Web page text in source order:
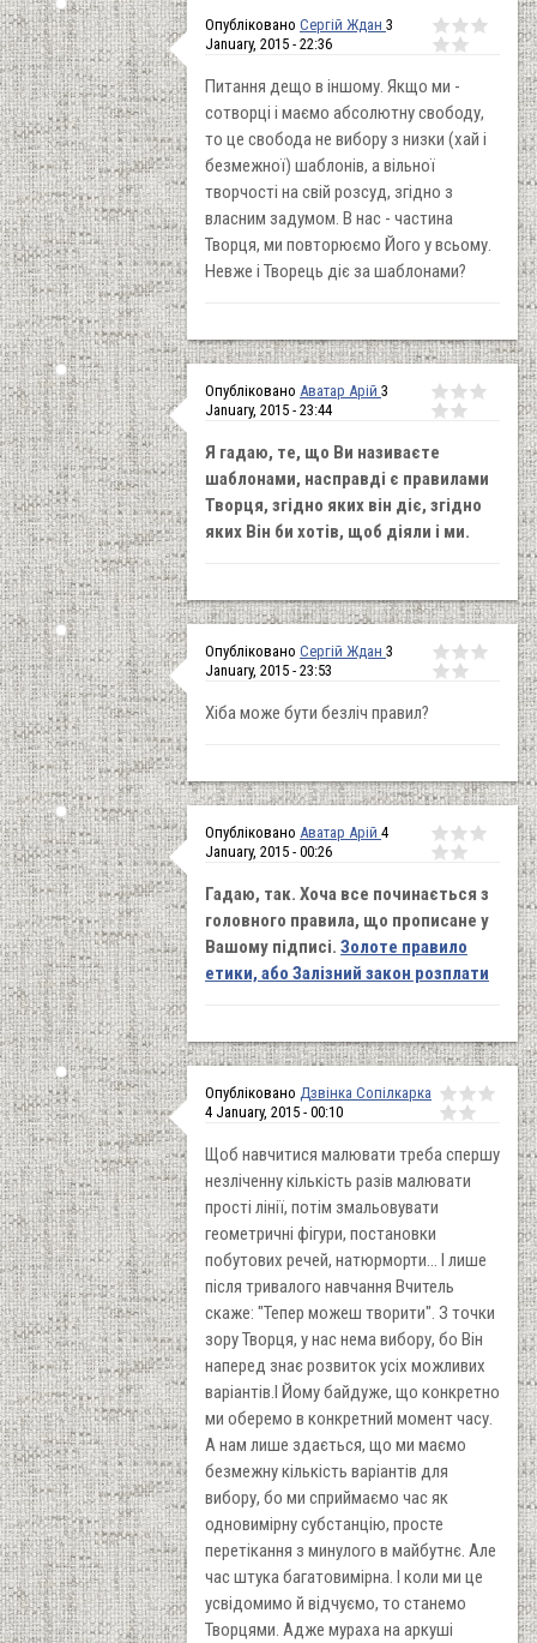
Опубліковано Сергій Ждан 3
January, 2015 - 22:36
Питання дещо в іншому. Якщо ми -
сотворці і маємо абсолютну свободу,
то це свобода не вибору з низки (хай і
безмежної) шаблонів, а вільної
творчості на свій розсуд, згідно з
власним задумом. В нас - частина
Творця, ми повторюємо Його у всьому.
Невже і Творець діє за шаблонами?
Опубліковано Аватар Арій 3
January, 2015 - 23:44
Я гадаю, те, що Ви називаєте
шаблонами, насправді є правилами
Творця, згідно яких він діє, згідно
яких Він би хотів, щоб діяли і ми.
Опубліковано Сергій Ждан 3
January, 2015 - 23:53
Хіба може бути безліч правил?
Опубліковано Аватар Арій 4
January, 2015 - 00:26
Гадаю, так. Хоча все починається з
головного правила, що прописане у
Вашому підписі. Золоте правило
етики, або Залізний закон розплати
Опубліковано Дзвінка Сопілкарка
4 January, 2015 - 00:10
Щоб навчитися малювати треба спершу
незліченну кількість разів малювати
прості лінії, потім змальовувати
геометричні фігури, постановки
побутових речей, натюрморти... І лише
після тривалого навчання Вчитель
скаже: "Тепер можеш творити". З точки
зору Творця, у нас нема вибору, бо Він
наперед знає розвиток усіх можливих
варіантів.І Йому байдуже, що конкретно
ми оберемо в конкретний момент часу.
А нам лише здається, що ми маємо
безмежну кількість варіантів для
вибору, бо ми сприймаємо час як
одновимірну субстанцію, просте
перетікання з минулого в майбутнє. Але
час штука багатовимірна. І коли ми це
усвідомимо й відчуємо, то станемо
Творцями. Адже мураха на аркуші